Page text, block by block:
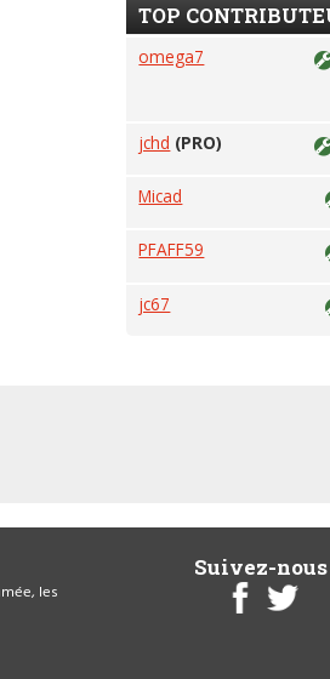
TOP
omega7
jchd (PRO)
Micad
PFAFF59
jc67
les
Suivez-nous